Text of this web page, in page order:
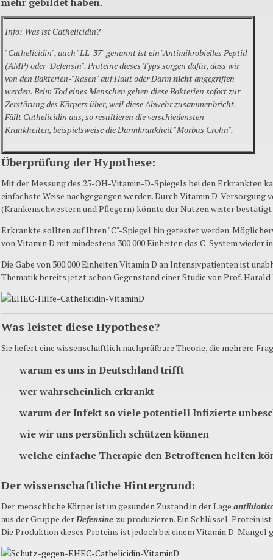
Info: Was ist Cathelicidin?
"Cathelicidin", auch "LL-37" genannt ist ein "AntimikrobiellesPeptid
(AMP) oder "Defensin".Proteinedieses Typs sorgen dafür, dass wir
von den Bakterien-"Rasen" auf Haut oder Darmnichtangegriffen
werden. Beim Tod eines Menschen gehen dieseBakterien sofort zur
Zerstörung des Körpers über, weildieseAbwehr zusammenbricht.
Fällt Cathelicidin aus, so resultieren die verschiedensten
Krankheiten, beispielsweise dieDarmkrankheit"Morbus Crohn".
Überprüfung der Hypothese:
Mit der Messung des 25-OH-Vitamin-D-Spiegels bei den Erkrankten
einfachste Weise nachgegangen werden. Durch Vitamin D-Versorgung
(Krankenschwestern und Pflegern) könnte der Nutzen weiter bestätigt
Erkrankte sollten auf Ihren "C"-Spiegel hin getestet werden.
von Vitamin D mit mindestens 300 000 Einheiten das C-System wieder
Die Gabe von 300.000 Einheiten Vitamin D an Intensivpatienten ist
Thematik bereits jetzt schon Gegenstand einer Studie von Prof. Harald
Was leistet diese Hypothese?
Sie liefert eine wissenschaftlich nachprüfbare Theorie, die mehrere
warum es uns in Deutschland trifft
wer wahrscheinlich erkrankt
warum der Infekt so viele potentiell Infizierte
wie wir uns persönlich schützen können
welche einfache Therapie den Betroffenen helfen
Der wissenschaftliche Hintergrund:
Der menschliche Körper ist im gesunden Zustand in der Lage
aus der Gruppe derDefensine zu produzieren. Ein Schlüssel-Protein
Die Produktion dieses Proteins ist jedoch bei einem Vitamin D-Mangel